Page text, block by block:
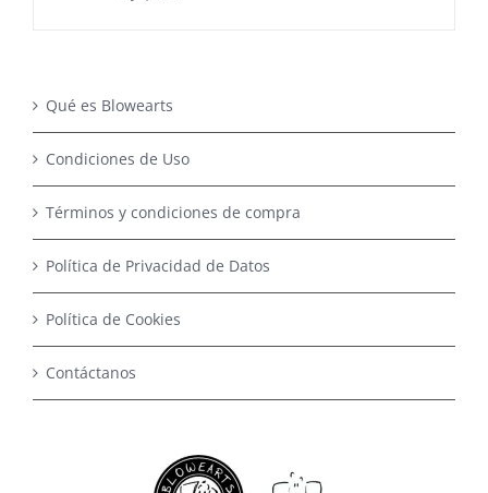
Qué es Blowearts
Condiciones de Uso
Términos y condiciones de compra
Política de Privacidad de Datos
Política de Cookies
Contáctanos